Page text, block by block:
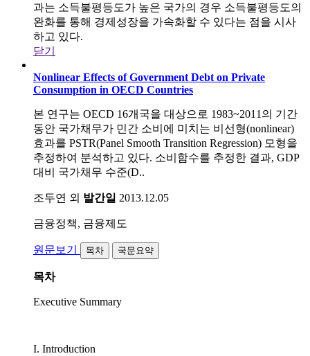
과는 소득불평등도가 높은 국가의 경우 소득불평등도의
완화를 통해 경제성장을 가속화할 수 있다는 점을 시사
하고 있다.
닫기
Nonlinear Effects of Government Debt on Private
Consumption in OECD Countries
본 연구는 OECD 16개국을 대상으로 1983~2011의 기간
동안 국가채무가 민간 소비에 미치는 비선형(nonlinear)
효과를 PSTR(Panel Smooth Transition Regression) 모형을
추정하여 분석하고 있다. 소비함수를 추정한 결과, GDP
대비 국가채무 수준(D..
조두연 외 발간일 2013.12.05
금융정책, 금융제도
원문보기 목차 국문요약
목차
Executive Summary
I. Introduction